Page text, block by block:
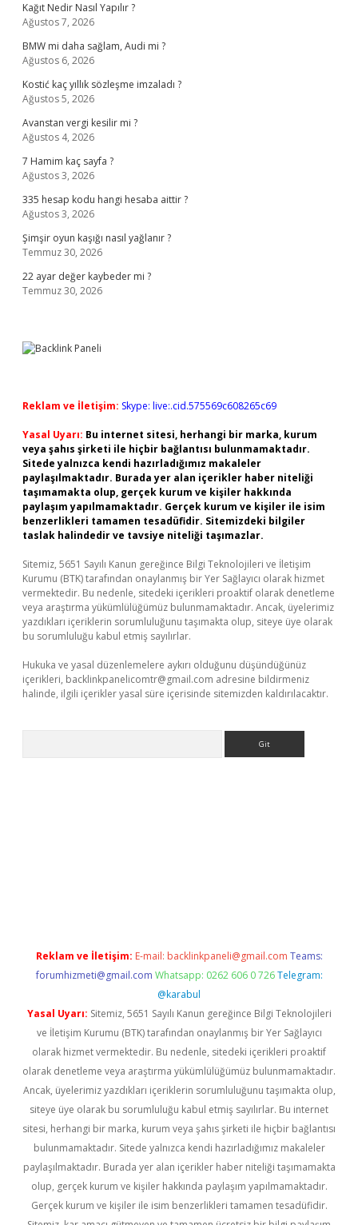
Kağıt Nedir Nasıl Yapılır ?
Ağustos 7, 2026
BMW mi daha sağlam, Audi mi ?
Ağustos 6, 2026
Kostić kaç yıllık sözleşme imzaladı ?
Ağustos 5, 2026
Avanstan vergi kesilir mi ?
Ağustos 4, 2026
7 Hamim kaç sayfa ?
Ağustos 3, 2026
335 hesap kodu hangi hesaba aittir ?
Ağustos 3, 2026
Şimşir oyun kaşığı nasıl yağlanır ?
Temmuz 30, 2026
22 ayar değer kaybeder mi ?
Temmuz 30, 2026
Reklam ve İletişim: Skype: live:.cid.575569c608265c69
Yasal Uyarı: Bu internet sitesi, herhangi bir marka, kurum
veya şahıs şirketi ile hiçbir bağlantısı bulunmamaktadır.
Sitede yalnızca kendi hazırladığımız makaleler
paylaşılmaktadır. Burada yer alan içerikler haber niteliği
taşımamakta olup, gerçek kurum ve kişiler hakkında
paylaşım yapılmamaktadır. Gerçek kurum ve kişiler ile isim
benzerlikleri tamamen tesadüfidir. Sitemizdeki bilgiler
taslak halindedir ve tavsiye niteliği taşımazlar.
Sitemiz, 5651 Sayılı Kanun gereğince Bilgi Teknolojileri ve İletişim
Kurumu (BTK) tarafından onaylanmış bir Yer Sağlayıcı olarak hizmet
vermektedir. Bu nedenle, sitedeki içerikleri proaktif olarak denetleme
veya araştırma yükümlülüğümüz bulunmamaktadır. Ancak, üyelerimiz
yazdıkları içeriklerin sorumluluğunu taşımakta olup, siteye üye olarak
bu sorumluluğu kabul etmiş sayılırlar.
Hukuka ve yasal düzenlemelere aykırı olduğunu düşündüğünüz
içerikleri, backlinkpanelicomtr@gmail.com adresine bildirmeniz
halinde, ilgili içerikler yasal süre içerisinde sitemizden kaldırılacaktır.
Reklam ve İletişim: E-mail: backlinkpaneli@gmail.com Teams:
forumhizmeti@gmail.com Whatsapp: 0262 606 0 726 Telegram:
@karabul
Yasal Uyarı: Sitemiz, 5651 Sayılı Kanun gereğince Bilgi Teknolojileri
ve İletişim Kurumu (BTK) tarafından onaylanmış bir Yer Sağlayıcı
olarak hizmet vermektedir. Bu nedenle, sitedeki içerikleri proaktif
olarak denetleme veya araştırma yükümlülüğümüz bulunmamaktadır.
Ancak, üyelerimiz yazdıkları içeriklerin sorumluluğunu taşımakta olup,
siteye üye olarak bu sorumluluğu kabul etmiş sayılırlar. Bu internet
sitesi, herhangi bir marka, kurum veya şahıs şirketi ile hiçbir bağlantısı
bulunmamaktadır. Sitede yalnızca kendi hazırladığımız makaleler
paylaşılmaktadır. Burada yer alan içerikler haber niteliği taşımamakta
olup, gerçek kurum ve kişiler hakkında paylaşım yapılmamaktadır.
Gerçek kurum ve kişiler ile isim benzerlikleri tamamen tesadüfidir.